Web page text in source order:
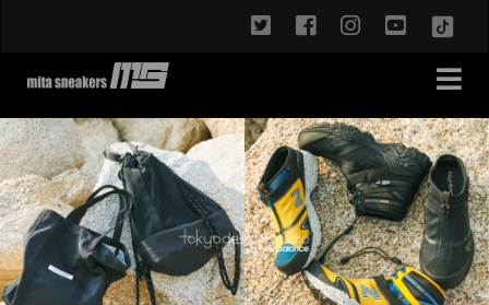
twitterfacebookinstagram